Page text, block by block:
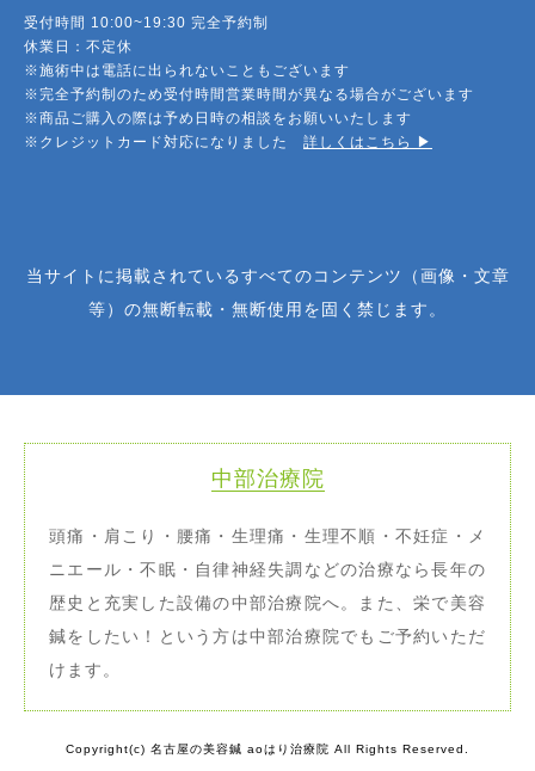
受付時間 10:00~19:30 完全予約制
休業日：不定休
※施術中は電話に出られないこともございます
※完全予約制のため受付時間営業時間が異なる場合がございます
※商品ご購入の際は予め日時の相談をお願いいたします
※クレジットカード対応になりました 詳しくはこちら ▶︎
当サイトに掲載されているすべてのコンテンツ（画像・文章
等）の無断転載・無断使用を固く禁じます。
中部治療院
頭痛・肩こり・腰痛・生理痛・生理不順・不妊症・メ
ニエール・不眠・自律神経失調などの治療なら長年の
歴史と充実した設備の中部治療院へ。また、栄で美容
鍼をしたい！という方は中部治療院でもご予約いただ
けます。
Copyright(c) 名古屋の美容鍼 aoはり治療院 All Rights Reserved.